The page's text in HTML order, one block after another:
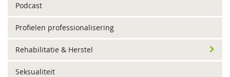
Podcast
Profielen professionalisering
Rehabilitatie & Herstel
Seksualiteit